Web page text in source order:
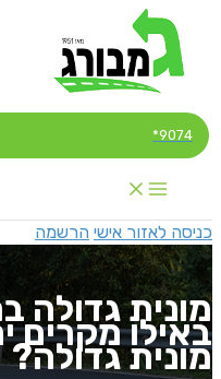
לתוכן
9074*
כניסה לאזור אישי הרשמה
מונית גדולה
באילו מקרים
מונית גדולה?